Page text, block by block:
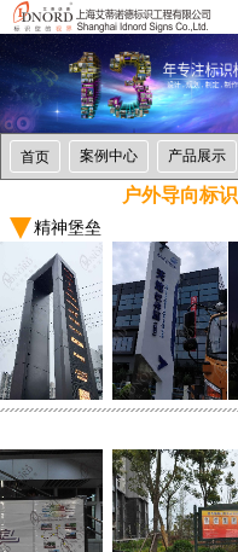
首页 案例中心 产品展示
户外导向标识
精神堡垒